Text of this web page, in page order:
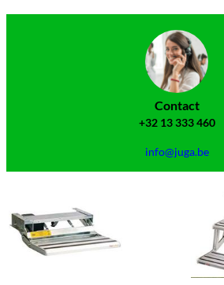
Contact
+32 13 333 460
info@juga.be